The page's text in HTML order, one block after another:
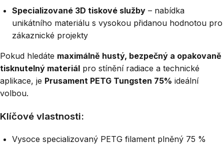
Specializované 3D tiskové služby – nabídka
unikátního materiálu s vysokou přidanou hodnotou pro
zákaznické projekty
Pokud hledáte maximálně hustý, bezpečný a opakovaně
tisknutelný materiál pro stínění radiace a technické
aplikace, je Prusament PETG Tungsten 75% ideální
volbou.
Klíčové vlastnosti:
Vysoce specializovaný PETG filament plněný 75 %